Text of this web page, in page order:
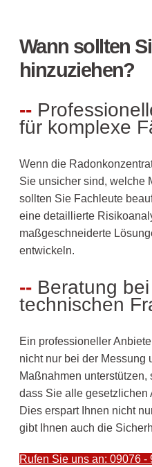
Wann sollten
hinzuziehen?
für komplexe
Wenn die
Sie unsicher sind, welche
sollten Sie Fachleute
eine detaillierte
maßgeschneiderte
entwickeln.
Beratung
technischen
Ein professioneller
nicht nur bei der Messung
Maßnahmen
dass Sie alle gesetzlichen
Dies erspart Ihnen nicht
gibt Ihnen auch die
Rufen Sie uns an: 09076 -